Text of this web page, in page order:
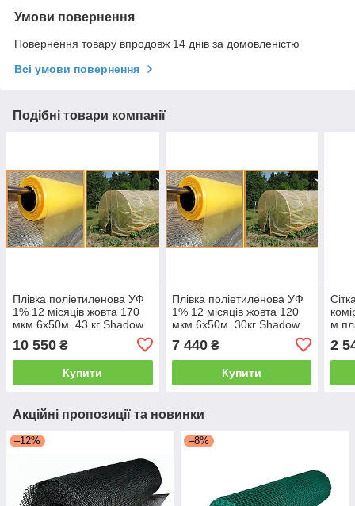
Умови повернення
Повернення товару впродовж 14 днів за домовленістю
Всі умови повернення
Подібні товари компанії
Плівка поліетиленова УФ
1% 12 місяців жовта 170
мкм 6х50м. 43 кг Shadow
10 550 ₴
Купити
Плівка поліетиленова УФ
1% 12 місяців жовта 120
мкм 6х50м .30кг Shadow
7 440₴
Купити
м
2
Акційні пропозиції та новинки
–12% –8%